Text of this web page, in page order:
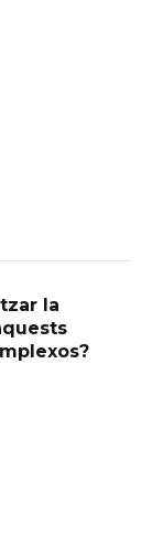
la